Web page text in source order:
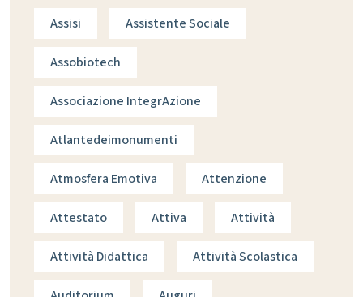
Assisi Assistente Sociale
Assobiotech
Associazione IntegrAzione
Atlantedeimonumenti
Atmosfera Emotiva Attenzione
Attestato Attiva Attività
Attività Didattica Attività Scolastica